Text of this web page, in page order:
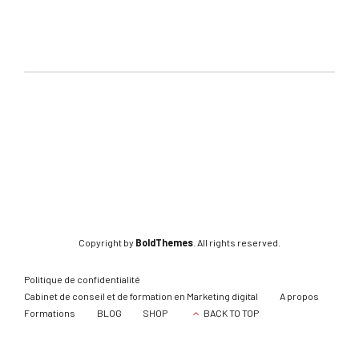
Copyright by BoldThemes . All rights reserved.
Politique de confidentialité
Cabinet de conseil et de formation en Marketing digital
A propos
Formations
BLOG SHOP BACK TO TOP